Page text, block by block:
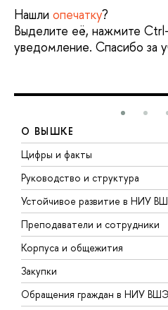
Нашли опечатку?
Выделите её, нажмите
уведомление. Спасибо за
О ВЫШКЕ
Цифры и факты
Руководство и структура
Устойчивое развитие в НИУ
Преподаватели и сотрудники
Корпуса и общежития
Закупки
Обращения граждан в НИУ ВШЭ